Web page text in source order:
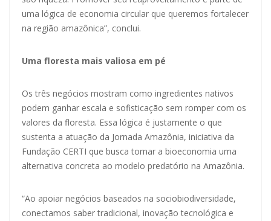
uma lógica de economia circular que queremos fortalecer
na região amazônica”, conclui.
Uma floresta mais valiosa em pé
Os três negócios mostram como ingredientes nativos
podem ganhar escala e sofisticação sem romper com os
valores da floresta. Essa lógica é justamente o que
sustenta a atuação da Jornada Amazônia, iniciativa da
Fundação CERTI que busca tornar a bioeconomia uma
alternativa concreta ao modelo predatório na Amazônia.
“Ao apoiar negócios baseados na sociobiodiversidade,
conectamos saber tradicional, inovação tecnológica e